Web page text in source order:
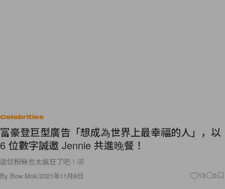
Celebrities
富豪登巨型廣告「想成為世界上最幸福的人」，以
6 位數字誠邀 Jennie 共進晚餐！
這位粉絲也太瘋狂了吧！🤣
By Bow Mok/2021年11月8日 13 0